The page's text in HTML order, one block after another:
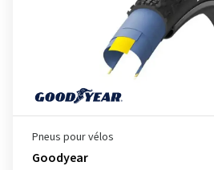
Pneus pour vélos
Goodyear